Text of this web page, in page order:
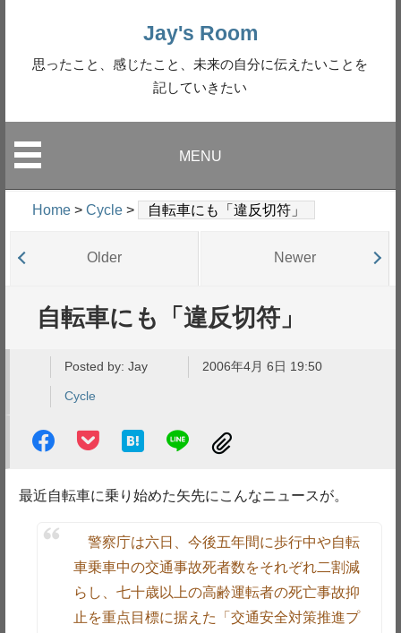
Jay's Room
思ったこと、感じたこと、未来の自分に伝えたいことを
記していきたい
MENU
Home >Cycle > 自転車にも「違反切符」
Older Newer
自転車にも「違反切符」
Posted by:Jay 2006年4月 6日 19:50
Cycle
最近自転車に乗り始めた矢先にこんなニュースが。
警察庁は六日、今後五年間に歩行中や自転
車乗車中の交通事故死者数をそれぞれ二割減
らし、七十歳以上の高齢運転者の死亡事故抑
止を重点目標に据えた「交通安全対策推進プ